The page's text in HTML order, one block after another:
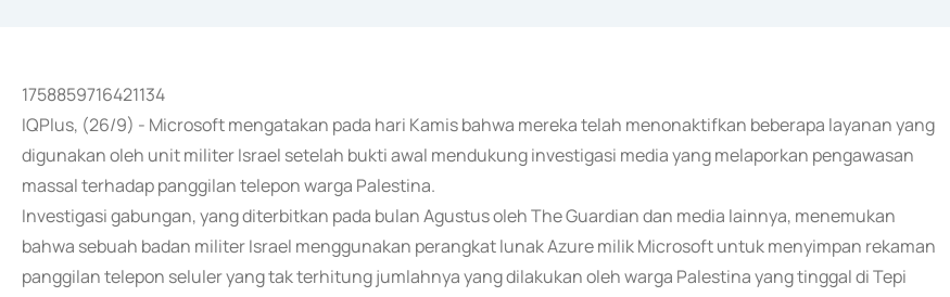
1758859716421134
IQPlus, (26/9) - Microsoft mengatakan pada hari Kamis bahwa mereka telah menonaktifkan beberapa layanan yang
digunakan oleh unit militer Israel setelah bukti awal mendukung investigasi media yang melaporkan pengawasan
massal terhadap panggilan telepon warga Palestina.
Investigasi gabungan, yang diterbitkan pada bulan Agustus oleh The Guardian dan media lainnya, menemukan
bahwa sebuah badan militer Israel menggunakan perangkat lunak Azure milik Microsoft untuk menyimpan rekaman
panggilan telepon seluler yang tak terhitung jumlahnya yang dilakukan oleh warga Palestina yang tinggal di Tepi